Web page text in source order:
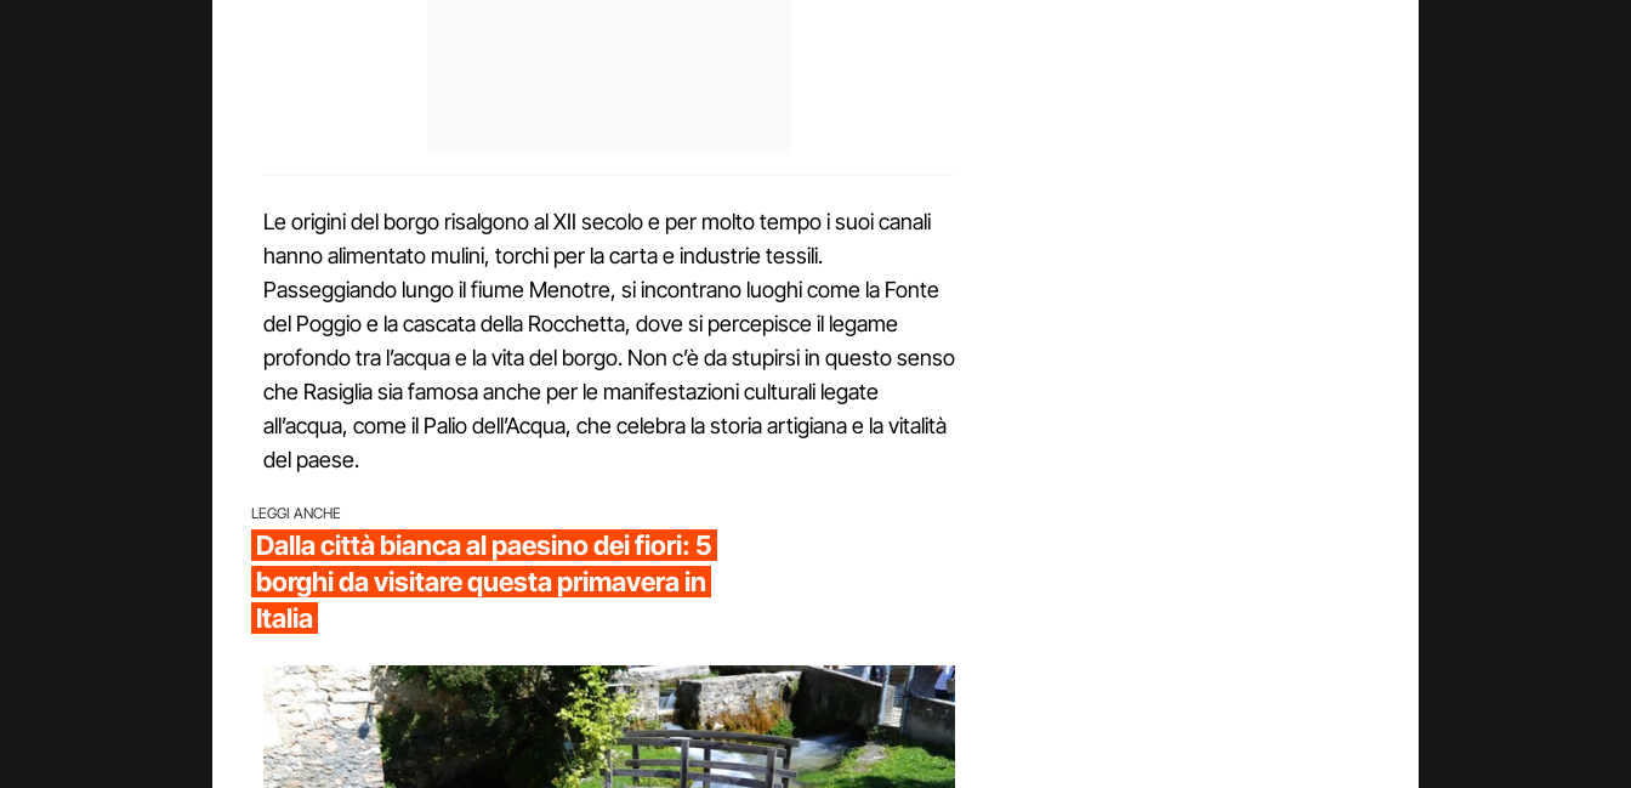
Le origini del borgo risalgono al XII secolo e per molto tempo i suoi canali
hanno alimentato mulini, torchi per la carta e industrie tessili.
Passeggiando lungo il fiume Menotre, si incontrano luoghi come la Fonte
del Poggio e la cascata della Rocchetta, dove si percepisce il legame
profondo tra l’acqua e la vita del borgo. Non c’è da stupirsi in questo senso
che Rasiglia sia famosa anche per le manifestazioni culturali legate
all’acqua, come il Palio dell’Acqua, che celebra la storia artigiana e la vitalità
del paese.
LEGGI ANCHE
Dalla città bianca al paesino dei fiori: 5
borghi da visitare questa primavera in
Italia